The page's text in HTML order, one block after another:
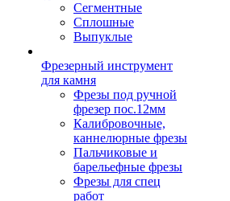
Сегментные
Сплошные
Выпуклые
Фрезерный инструмент
для камня
Фрезы под ручной
фрезер пос.12мм
Калибровочные,
каннелюрные фрезы
Пальчиковые и
барельефные фрезы
Фрезы для спец
работ